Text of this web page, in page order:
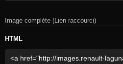
Image complète (Lien raccourci)
HTML